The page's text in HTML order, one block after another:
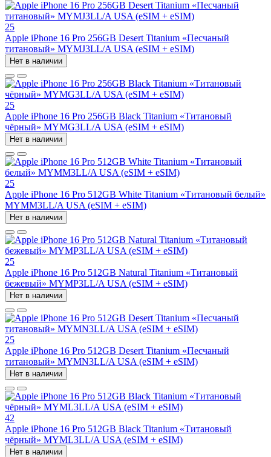
25
Apple iPhone 16 Pro 256GB Desert Titanium «Песчаный
титановый» MYMJ3LL/A USA (eSIM + eSIM)
Нет в наличии
25
Apple iPhone 16 Pro 256GB Black Titanium «Титановый
чёрный» MYMG3LL/A USA (eSIM + eSIM)
Нет в наличии
25
Apple iPhone 16 Pro 512GB White Titanium «Титановый белый»
MYMM3LL/A USA (eSIM + eSIM)
Нет в наличии
25
Apple iPhone 16 Pro 512GB Natural Titanium «Tитановый
бежевый» MYMP3LL/A USA (eSIM + eSIM)
Нет в наличии
25
Apple iPhone 16 Pro 512GB Desert Titanium «Песчаный
титановый» MYMN3LL/A USA (eSIM + eSIM)
Нет в наличии
42
Apple iPhone 16 Pro 512GB Black Titanium «Титановый
чёрный» MYML3LL/A USA (eSIM + eSIM)
Нет в наличии